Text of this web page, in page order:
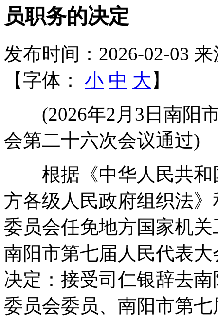
员职务的决定
发布时间：2026-02-03 来
【字体： 小 中 大 】
(2026年2月3日南阳市
会第二十六次会议通过)
根据《中华人民共和
方各级人民政府组织法
委员会任免地方国家机
南阳市第七届人民代表
决定：接受司仁银辞去
委员会委员、南阳市第